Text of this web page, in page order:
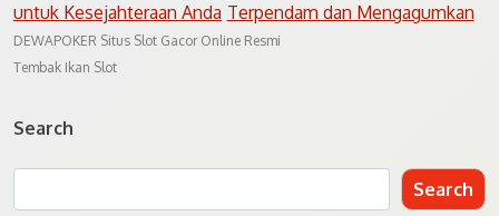
untuk Kesejahteraan Anda Terpendam dan Mengagumkan
DEWAPOKER Situs Slot Gacor Online Resmi
Tembak Ikan Slot
Search
Search